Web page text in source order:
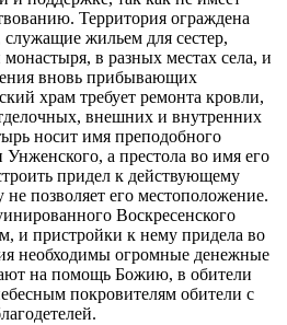
Территория ограждена
жильем для сестер,
в разных местах села, и
вновь прибывающих
храм требует ремонта кровли,
внешних и внутренних
носит имя преподобного
а престола во имя его
придел к действующему
позволяет его местоположение.
Воскресенского
и пристройки к нему придела во
необходимы огромные денежные
на помощь Божию, в обители
покровителям обители с